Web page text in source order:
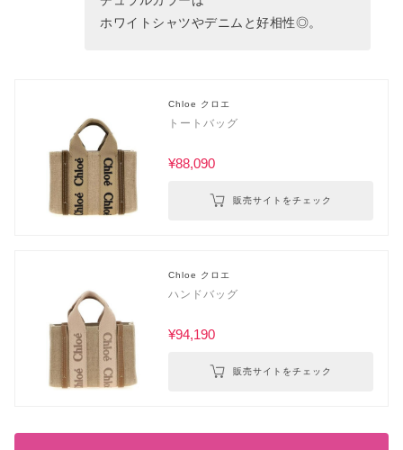
ホワイトシャツやデニムと好相性◎。
Chloe クロエ
トートバッグ
¥88,090
販売サイトをチェック
Chloe クロエ
ハンドバッグ
¥94,190
販売サイトをチェック